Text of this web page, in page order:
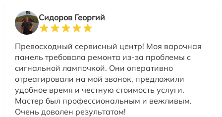
Сидоров Георгий
Превосходный сервисный центр! Моя варочная
панель требовала ремонта из-за проблемы с
сигнальной лампочкой. Они оперативно
отреагировали на мой звонок, предложили
удобное время и честную стоимость услуги.
Мастер был профессиональным и вежливым.
Очень доволен результатом!